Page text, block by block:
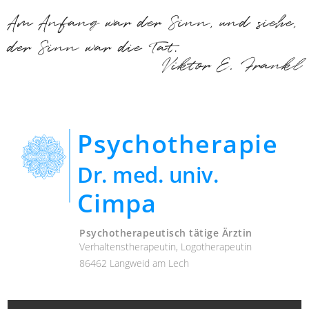
Am Anfang war der Sinn, und siehe,
der Sinn war die Tat.
Viktor E. Frankl
Psychotherapie
Dr. med. univ.
Cimpa
Psychotherapeutisch tätige Ärztin
Verhaltenstherapeutin, Logotherapeutin
86462 Langweid am Lech